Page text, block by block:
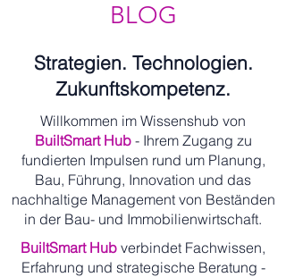
BLOG
Strategien. Technologien.
Zukunftskompetenz.
Willkommen im Wissenshub von
BuiltSmart Hub- Ihrem Zugang zu
fundierten Impulsen rund um Planung,
Bau, Führung, Innovation und das
nachhaltige Management von Beständen
in der Bau- und Immobilienwirtschaft.
BuiltSmart Hub verbindet Fachwissen,
Erfahrung und strategische Beratung -